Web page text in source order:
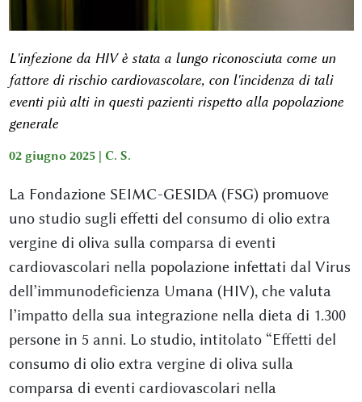
L'infezione da HIV è stata a lungo riconosciuta come un
fattore di rischio cardiovascolare, con l'incidenza di tali
eventi più alti in questi pazienti rispetto alla popolazione
generale
02 giugno 2025 | C. S.
La Fondazione SEIMC-GESIDA (FSG) promuove
uno studio sugli effetti del consumo di olio extra
vergine di oliva sulla comparsa di eventi
cardiovascolari nella popolazione infettati dal Virus
dell’immunodeficienza Umana (HIV), che valuta
l’impatto della sua integrazione nella dieta di 1.300
persone in 5 anni. Lo studio, intitolato “Effetti del
consumo di olio extra vergine di oliva sulla
comparsa di eventi cardiovascolari nella